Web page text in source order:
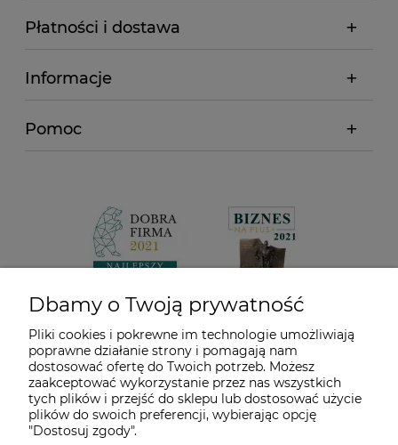
Płatności i dostawa
Informacje
Pomoc
Dbamy o Twoją prywatność
Pliki cookies i pokrewne im technologie umożliwiają
poprawne działanie strony i pomagają nam
dostosować ofertę do Twoich potrzeb. Możesz
zaakceptować wykorzystanie przez nas wszystkich
tych plików i przejść do sklepu lub dostosować użycie
plików do swoich preferencji, wybierając opcję
"Dostosuj zgody".